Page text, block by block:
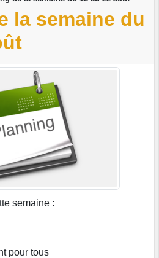
la semaine du
semaine :
pour tous